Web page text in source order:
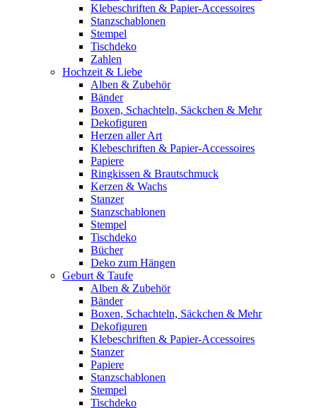
Klebeschriften & Papier-Accessoires
Stanzschablonen
Stempel
Tischdeko
Zahlen
Hochzeit & Liebe
Alben & Zubehör
Bänder
Boxen, Schachteln, Säckchen & Mehr
Dekofiguren
Herzen aller Art
Klebeschriften & Papier-Accessoires
Papiere
Ringkissen & Brautschmuck
Kerzen & Wachs
Stanzer
Stanzschablonen
Stempel
Tischdeko
Bücher
Deko zum Hängen
Geburt & Taufe
Alben & Zubehör
Bänder
Boxen, Schachteln, Säckchen & Mehr
Dekofiguren
Klebeschriften & Papier-Accessoires
Stanzer
Papiere
Stanzschablonen
Stempel
Tischdeko